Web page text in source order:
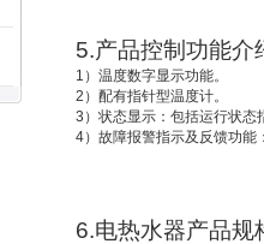
5.产品控制功能介
1 ）温度数字显示功能。
2 ）配有指针型温度计。
3 ）状态显示：包括运行状
4）故障报警指示及反馈功
6.电热水器产品规